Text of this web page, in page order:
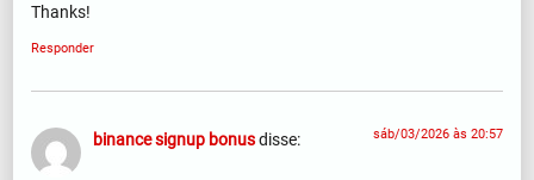
Thanks!
Responder
binance signup bonusdisse: sáb/03/2026 às 20:57